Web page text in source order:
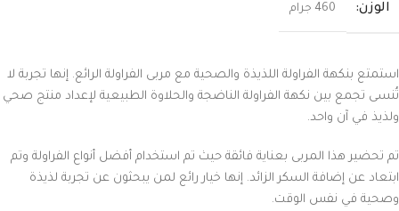
الوزن 460 جرام
استمتع بنكهة الفراولة اللذيذة والصحية مع مربى الفراولة الرائع. إنها تجربة لا
تُنسى تجمع بين نكهة الفراولة الناضجة والحلاوة الطبيعية لإعداد منتج صحي
ولذيذ في آن واحد.
تم تحضير هذا المربى بعناية فائقة حيث تم استخدام أفضل أنواع الفراولة وتم
ابتعاد عن إضافة السكر الزائد. إنها خيار رائع لمن يبحثون عن تجربة لذيذة
وصحية في نفس الوقت.